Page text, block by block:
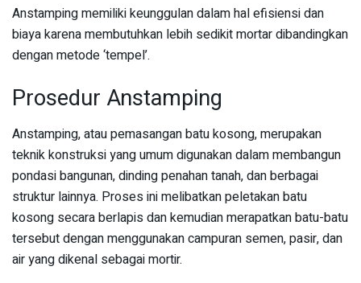
Anstamping memiliki keunggulan dalam hal efisiensi dan
biaya karena membutuhkan lebih sedikit mortar dibandingkan
dengan metode ‘tempel’.
Prosedur Anstamping
Anstamping, atau pemasangan batu kosong, merupakan
teknik konstruksi yang umum digunakan dalam membangun
pondasi bangunan, dinding penahan tanah, dan berbagai
struktur lainnya. Proses ini melibatkan peletakan batu
kosong secara berlapis dan kemudian merapatkan batu-batu
tersebut dengan menggunakan campuran semen, pasir, dan
air yang dikenal sebagai mortir.